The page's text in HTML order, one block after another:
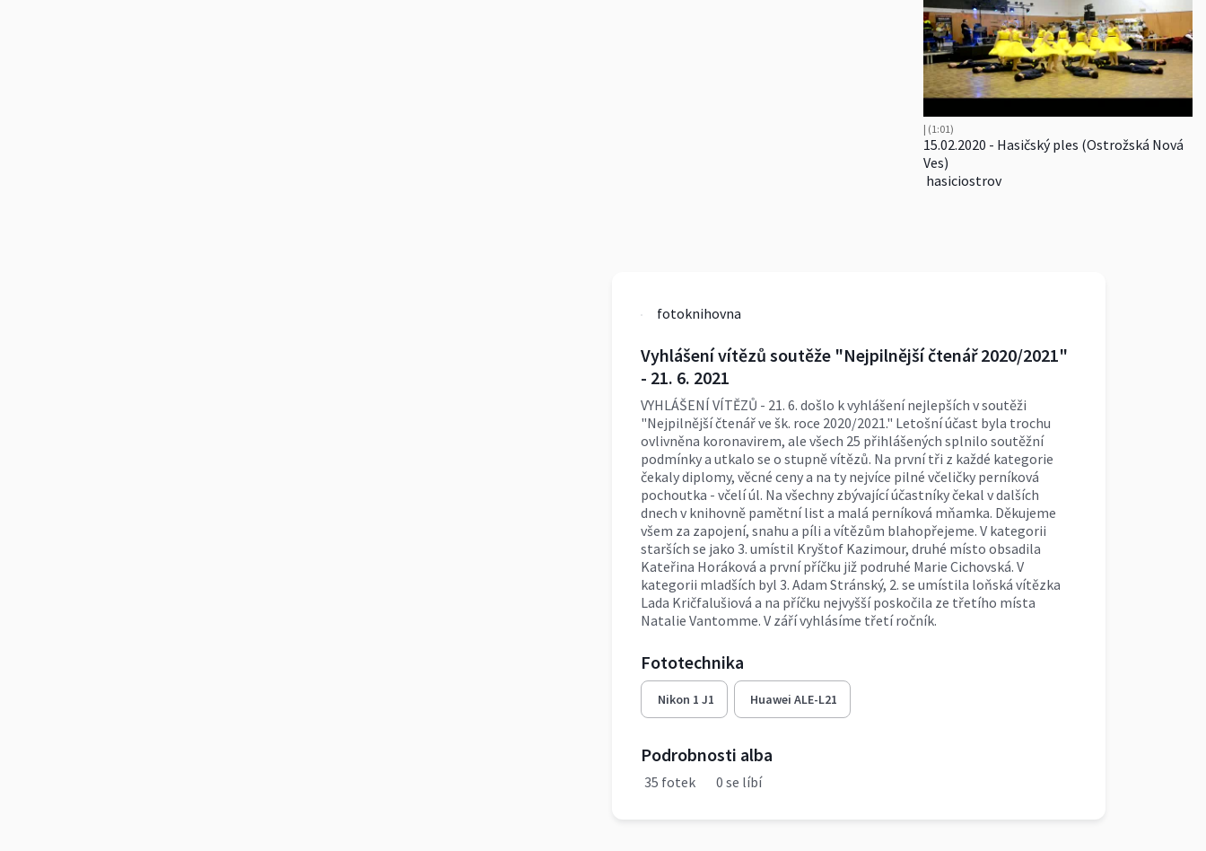
| (1:01)
15.02.2020 - Hasičský ples (Ostrožská Nová
Ves)
hasiciostrov
fotoknihovna
Vyhlášení vítězů soutěže "Nejpilnější čtenář 2020/2021"
- 21. 6. 2021
VYHLÁŠENÍ VÍTĚZŮ - 21. 6. došlo k vyhlášení nejlepších v soutěži
"Nejpilnější čtenář ve šk. roce 2020/2021." Letošní účast byla trochu
ovlivněna koronavirem, ale všech 25 přihlášených splnilo soutěžní
podmínky a utkalo se o stupně vítězů. Na první tři z každé kategorie
čekaly diplomy, věcné ceny a na ty nejvíce pilné včeličky perníková
pochoutka - včelí úl. Na všechny zbývající účastníky čekal v dalších
dnech v knihovně pamětní list a malá perníková mňamka. Děkujeme
všem za zapojení, snahu a píli a vítězům blahopřejeme. V kategorii
starších se jako 3. umístil Kryštof Kazimour, druhé místo obsadila
Kateřina Horáková a první příčku již podruhé Marie Cichovská. V
kategorii mladších byl 3. Adam Stránský, 2. se umístila loňská vítězka
Lada Kričfalušiová a na příčku nejvyšší poskočila ze třetího místa
Natalie Vantomme. V září vyhlásíme třetí ročník.
Fototechnika
Nikon 1 J1 Huawei ALE-L21
Podrobnosti alba
35 fotek 0 se líbí